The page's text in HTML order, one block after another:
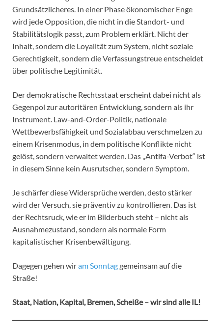
Grundsätzlicheres. In einer Phase ökonomischer Enge
wird jede Opposition, die nicht in die Standort- und
Stabilitätslogik passt, zum Problem erklärt. Nicht der
Inhalt, sondern die Loyalität zum System, nicht soziale
Gerechtigkeit, sondern die Verfassungstreue entscheidet
über politische Legitimität.
Der demokratische Rechtsstaat erscheint dabei nicht als
Gegenpol zur autoritären Entwicklung, sondern als ihr
Instrument. Law-and-Order-Politik, nationale
Wettbewerbsfähigkeit und Sozialabbau verschmelzen zu
einem Krisenmodus, in dem politische Konflikte nicht
gelöst, sondern verwaltet werden. Das „Antifa-Verbot“ ist
in diesem Sinne kein Ausrutscher, sondern Symptom.
Je schärfer diese Widersprüche werden, desto stärker
wird der Versuch, sie präventiv zu kontrollieren. Das ist
der Rechtsruck, wie er im Bilderbuch steht – nicht als
Ausnahmezustand, sondern als normale Form
kapitalistischer Krisenbewältigung.
Dagegen gehen wiram Sonntaggemeinsam auf die
Straße!
Staat, Nation, Kapital, Bremen, Scheiße – wir sind alle IL!